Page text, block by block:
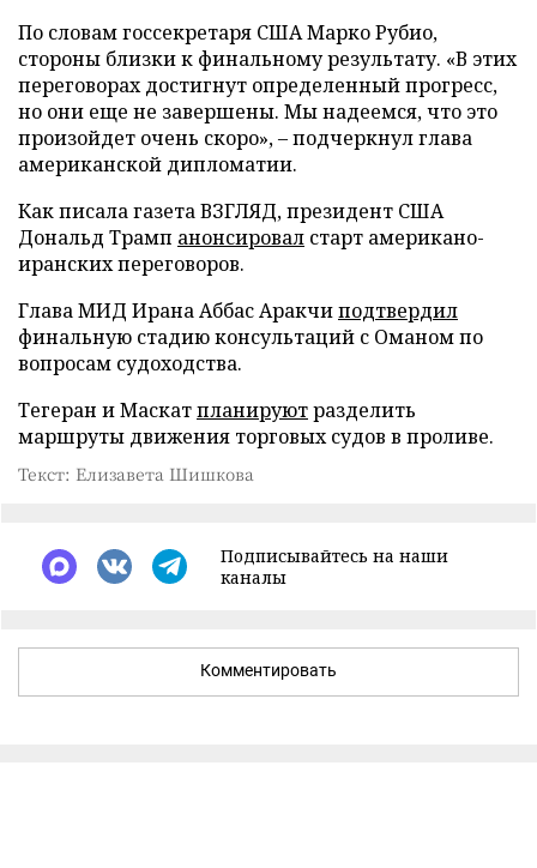
По словам госсекретаря США Марко Рубио,
стороны близки к финальному результату. «В этих
переговорах достигнут определенный прогресс,
но они еще не завершены. Мы надеемся, что это
произойдет очень скоро», – подчеркнул глава
американской дипломатии.
Как писала газета ВЗГЛЯД, президент США
Дональд Трамп анонсировал старт американо-
иранских переговоров.
Глава МИД Ирана Аббас Аракчиподтвердил
финальную стадию консультаций с Оманом по
вопросам судоходства.
Тегеран и Маскатпланируютразделить
маршруты движения торговых судов в проливе.
Текст: Елизавета Шишкова
Подписывайтесь на наши
каналы
Комментировать